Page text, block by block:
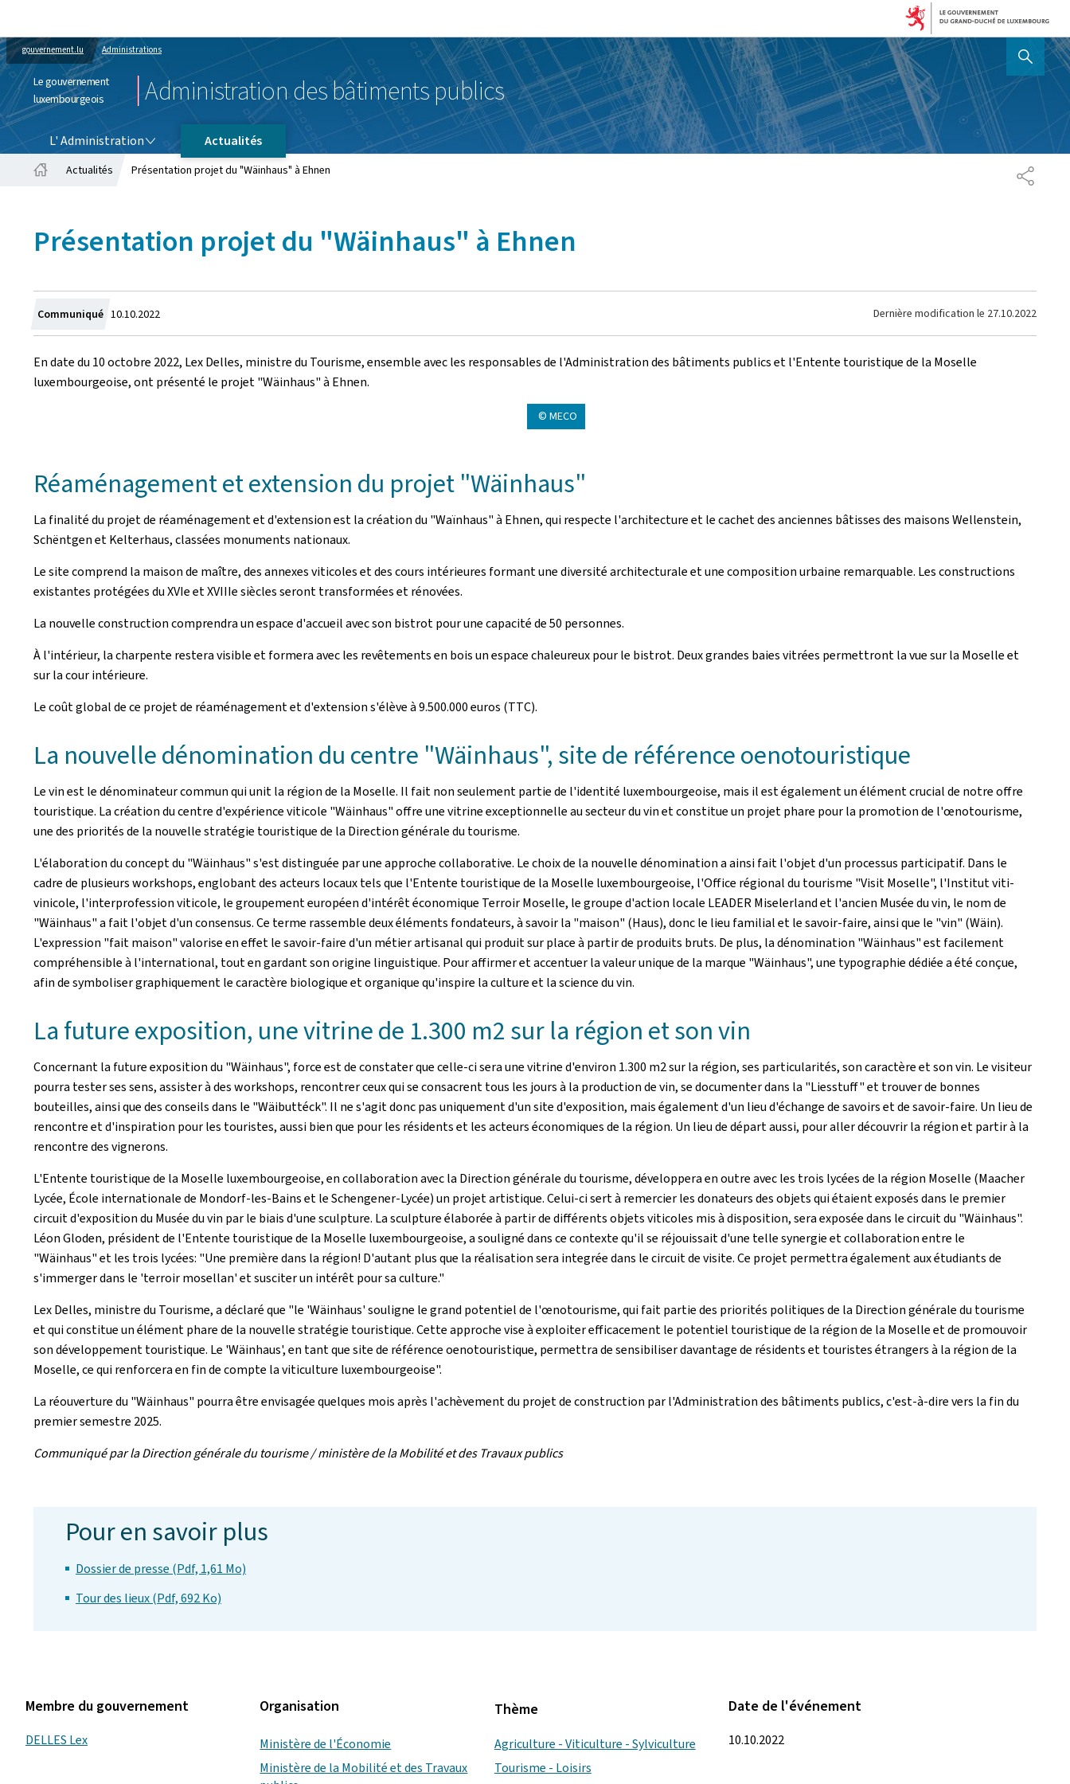
gouvernement.lu Administrations
Le gouvernement
luxembourgeois
Administration des bâtiments publics
AFFICHER / MASQUER
L' Administration
Actualités
Actualités Présentation projet du "Wäinhaus" à Ehnen
Présentation projet du "Wäinhaus" à Ehnen
Communiqué Crée
le
10.10.2022 Dernière modification le 27.10.2022
En date du 10 octobre 2022, Lex Delles, ministre du Tourisme, ensemble avec les responsables de l'Administration des bâtiments publics et l'Entente touristique de la Moselle
luxembourgeoise, ont présenté le projet "Wäinhaus" à Ehnen.
© MECO
Réaménagement et extension du projet "Wäinhaus"
La finalité du projet de réaménagement et d'extension est la création du "Waïnhaus" à Ehnen, qui respecte l'architecture et le cachet des anciennes bâtisses des maisons Wellenstein,
Schëntgen et Kelterhaus, classées monuments nationaux.
Le site comprend la maison de maître, des annexes viticoles et des cours intérieures formant une diversité architecturale et une composition urbaine remarquable. Les constructions
existantes protégées du XVIe et XVIIIe siècles seront transformées et rénovées.
La nouvelle construction comprendra un espace d'accueil avec son bistrot pour une capacité de 50 personnes.
À l'intérieur, la charpente restera visible et formera avec les revêtements en bois un espace chaleureux pour le bistrot. Deux grandes baies vitrées permettront la vue sur la Moselle et
sur la cour intérieure.
Le coût global de ce projet de réaménagement et d'extension s'élève à 9.500.000 euros (TTC).
La nouvelle dénomination du centre "Wäinhaus", site de référence oenotouristique
Le vin est le dénominateur commun qui unit la région de la Moselle. Il fait non seulement partie de l'identité luxembourgeoise, mais il est également un élément crucial de notre offre
touristique. La création du centre d'expérience viticole "Wäinhaus" offre une vitrine exceptionnelle au secteur du vin et constitue un projet phare pour la promotion de l'œnotourisme,
une des priorités de la nouvelle stratégie touristique de la Direction générale du tourisme.
L'élaboration du concept du "Wäinhaus" s'est distinguée par une approche collaborative. Le choix de la nouvelle dénomination a ainsi fait l'objet d'un processus participatif. Dans le
cadre de plusieurs workshops, englobant des acteurs locaux tels que l'Entente touristique de la Moselle luxembourgeoise, l'Office régional du tourisme "Visit Moselle", l'Institut viti-
vinicole, l'interprofession viticole, le groupement européen d'intérêt économique Terroir Moselle, le groupe d'action locale LEADER Miselerland et l'ancien Musée du vin, le nom de
"Wäinhaus" a fait l'objet d'un consensus. Ce terme rassemble deux éléments fondateurs, à savoir la "maison" (Haus), donc le lieu familial et le savoir-faire, ainsi que le "vin" (Wäin).
L'expression "fait maison" valorise en effet le savoir-faire d'un métier artisanal qui produit sur place à partir de produits bruts. De plus, la dénomination "Wäinhaus" est facilement
compréhensible à l'international, tout en gardant son origine linguistique. Pour affirmer et accentuer la valeur unique de la marque "Wäinhaus", une typographie dédiée a été conçue,
afin de symboliser graphiquement le caractère biologique et organique qu'inspire la culture et la science du vin.
La future exposition, une vitrine de 1.300 m2 sur la région et son vin
Concernant la future exposition du "Wäinhaus", force est de constater que celle-ci sera une vitrine d'environ 1.300 m2 sur la région, ses particularités, son caractère et son vin. Le visiteur
pourra tester ses sens, assister à des workshops, rencontrer ceux qui se consacrent tous les jours à la production de vin, se documenter dans la "Liesstuff" et trouver de bonnes
bouteilles, ainsi que des conseils dans le "Wäibuttéck". Il ne s'agit donc pas uniquement d'un site d'exposition, mais également d'un lieu d'échange de savoirs et de savoir-faire. Un lieu de
rencontre et d'inspiration pour les touristes, aussi bien que pour les résidents et les acteurs économiques de la région. Un lieu de départ aussi, pour aller découvrir la région et partir à la
rencontre des vignerons.
L'Entente touristique de la Moselle luxembourgeoise, en collaboration avec la Direction générale du tourisme, développera en outre avec les trois lycées de la région Moselle (Maacher
Lycée, École internationale de Mondorf-les-Bains et le Schengener-Lycée) un projet artistique. Celui-ci sert à remercier les donateurs des objets qui étaient exposés dans le premier
circuit d'exposition du Musée du vin par le biais d'une sculpture. La sculpture élaborée à partir de différents objets viticoles mis à disposition, sera exposée dans le circuit du "Wäinhaus".
Léon Gloden, président de l'Entente touristique de la Moselle luxembourgeoise, a souligné dans ce contexte qu'il se réjouissait d'une telle synergie et collaboration entre le
"Wäinhaus" et les trois lycées: "Une première dans la région! D'autant plus que la réalisation sera integrée dans le circuit de visite. Ce projet permettra également aux étudiants de
s'immerger dans le 'terroir mosellan' et susciter un intérêt pour sa culture."
Lex Delles, ministre du Tourisme, a déclaré que "le 'Wäinhaus' souligne le grand potentiel de l'œnotourisme, qui fait partie des priorités politiques de la Direction générale du tourisme
et qui constitue un élément phare de la nouvelle stratégie touristique. Cette approche vise à exploiter efficacement le potentiel touristique de la région de la Moselle et de promouvoir
son développement touristique. Le 'Wäinhaus', en tant que site de référence oenotouristique, permettra de sensibiliser davantage de résidents et touristes étrangers à la région de la
Moselle, ce qui renforcera en fin de compte la viticulture luxembourgeoise".
La réouverture du "Wäinhaus" pourra être envisagée quelques mois après l'achèvement du projet de construction par l'Administration des bâtiments publics, c'est-à-dire vers la fin du
premier semestre 2025.
Communiqué par la Direction générale du tourisme / ministère de la Mobilité et des Travaux publics
Pour en savoir plus
Dossier de presse (Pdf, 1,61 Mo)
Tour des lieux (Pdf, 692 Ko)
Membre du gouvernement
DELLES Lex
Organisation
Ministère de l'Économie
Ministère de la Mobilité et des Travaux
Thème
Agriculture - Viticulture - Sylviculture
Tourisme - Loisirs
Date de l'événement
10.10.2022